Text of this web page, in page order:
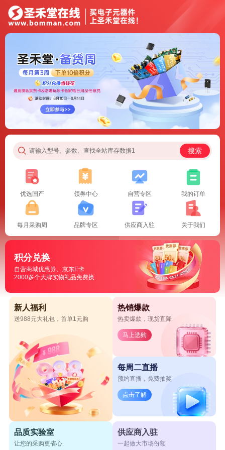
请输入型号、参数、查找全站库存数据1 搜索
优选国产 领券中心 自营专区 我的订单
每月采购周 品牌专区 供应商入驻 关于我们
积分兑换
自营商城优惠券、京东E卡
2000多个大牌实物礼品免费换
新人福利
送988元大礼包，首单1元购
热销爆款
热卖爆款，现货直降
马上选购
每周二直播
预约直播，免费抽奖
点击了解
品质实验室
让您的采购更省心
供应商入驻
一起做大市场份额